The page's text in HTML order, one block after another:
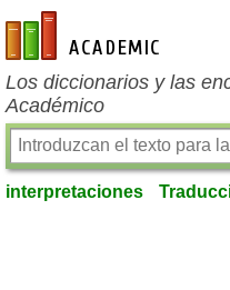
es-academic.com
Los diccionarios y las
Académico
interpretaciones